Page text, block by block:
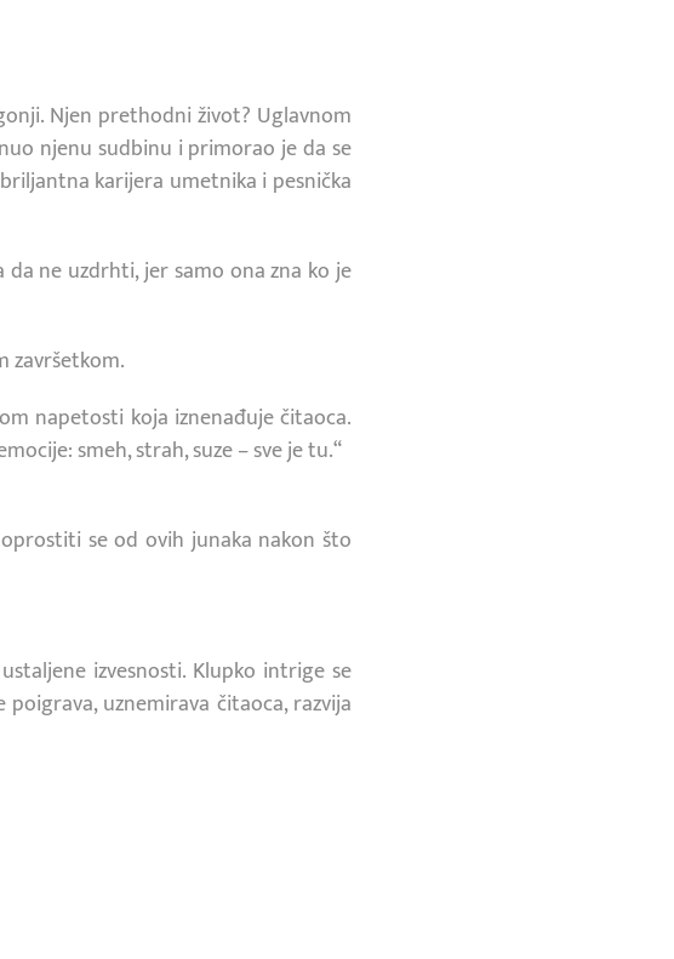
Njen prethodni život? Uglavnom
njenu sudbinu i primorao je da se
karijera umetnika i pesnička
ne uzdrhti, jer samo ona zna ko je
završetkom.
napetosti koja iznenađuje čitaoca.
smeh, strah, suze – sve je tu.“
se od ovih junaka nakon što
izvesnosti. Klupko intrige se
uznemirava čitaoca, razvija